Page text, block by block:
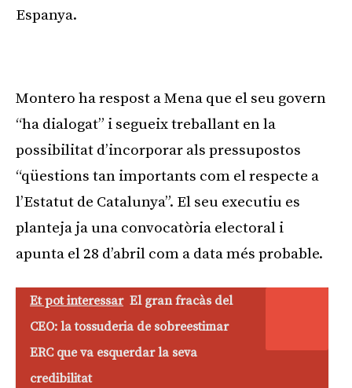
Espanya.
Montero ha respost a Mena que el seu govern
“ha dialogat” i segueix treballant en la
possibilitat d’incorporar als pressupostos
“qüestions tan importants com el respecte a
l’Estatut de Catalunya”. El seu executiu es
planteja ja una convocatòria electoral i
apunta el 28 d’abril com a data més probable.
Et pot interessar El gran fracàs del
CEO: la tossuderia de sobreestimar
ERC que va esquerdar la seva
credibilitat